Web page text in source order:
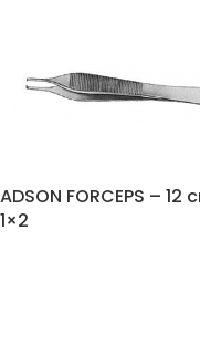
ADSON FORCEPS – 12
1×2